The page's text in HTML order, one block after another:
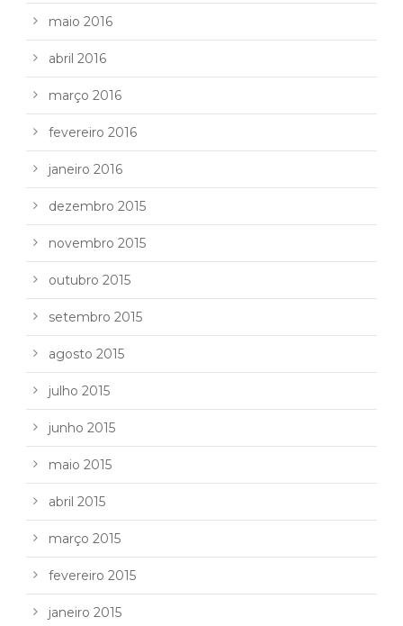
maio 2016
abril 2016
março 2016
fevereiro 2016
janeiro 2016
dezembro 2015
novembro 2015
outubro 2015
setembro 2015
agosto 2015
julho 2015
junho 2015
maio 2015
abril 2015
março 2015
fevereiro 2015
janeiro 2015